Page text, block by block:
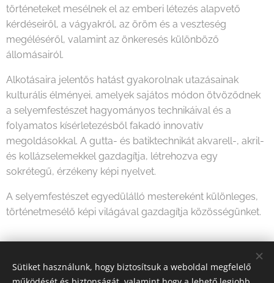
történeteket mesélnek el az emberi létezés alapvető
kérdéseiről, a vágyakról, az öröm és a veszteség
megéléséről, valamint az önkeresés különböző
állomásairól.
Alkotásaira jelentős hatást gyakorolnak utazásainak
kulturális élményei, amelyek sajátos módon ötvöződnek
a selyemfestészet hagyományos technikáival és a
folyamatos kísérletezésből fakadó innovatív
megoldásokkal. A gutta- és batiktechnikát akvarell-, akril-
és kollázselemekkel gazdagítja, létrehozva egy
sokrétegű, érzékeny képi nyelvet.
A selyemfestészet egyedülálló mestereként különleges,
történetmesélő képi világával gazdagítja közösségünket.
Sütiket használunk, hogy biztosítsuk a weboldal megfelelő